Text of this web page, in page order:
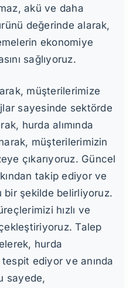
akü ve daha
değerinde alarak,
ekonomiye
sağlıyoruz.
müşterilerimize
sayesinde sektörde
hurda alımında
müşterilerimizin
çıkarıyoruz. Güncel
takip ediyor ve
bir şekilde belirliyoruz.
hızlı ve
Talep
hurda
ediyor ve anında
sayede,